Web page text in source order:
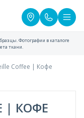
Фотографии в каталоге
ткани.
Coffee | Кофе
| КОФЕ